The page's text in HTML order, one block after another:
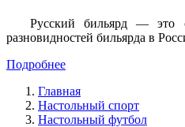
Русский бильярд — это
разновидностей бильярда в
Подробнее
Главная
Настольный спорт
Настольный футбол